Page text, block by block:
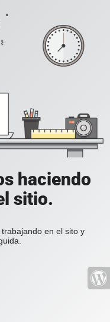
haciendo
sitio.
en el sito y